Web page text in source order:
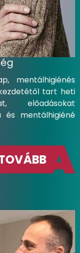
mentálhigiénés
tart heti
előadásokat
és mentálhigiéné